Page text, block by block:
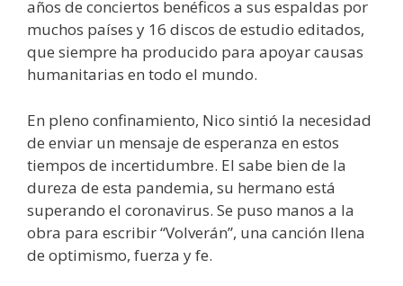
años de conciertos benéficos a sus espaldas por
muchos países y 16 discos de estudio editados,
que siempre ha producido para apoyar causas
humanitarias en todo el mundo.
En pleno confinamiento, Nico sintió la necesidad
de enviar un mensaje de esperanza en estos
tiempos de incertidumbre. El sabe bien de la
dureza de esta pandemia, su hermano está
superando el coronavirus. Se puso manos a la
obra para escribir “Volverán”, una canción llena
de optimismo, fuerza y fe.